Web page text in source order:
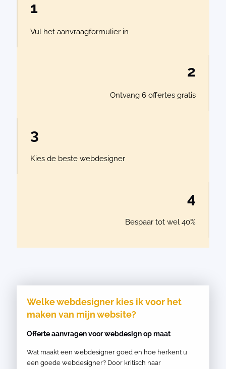
1
Vul het aanvraagformulier in
2
Ontvang 6 offertes gratis
3
Kies de beste webdesigner
4
Bespaar tot wel 40%
Welke webdesigner kies ik voor het
maken van mijn website?
Offerte aanvragen voor webdesign op maat
Wat maakt een webdesigner goed en hoe herkent u
een goede webdesigner? Door kritisch naar